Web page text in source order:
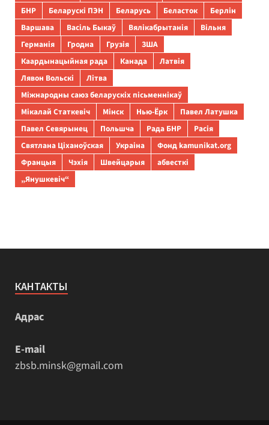
БНР
Беларускі ПЭН Беларусь Беласток
Берлін
Варшава
Васіль Быкаў Вялікабрытанія
Вільня
Германія
Гродна Грузія
ЗША
Каардынацыйная рада
Канада
Латвія
Лявон Вольскі
Літва
Міжнародны саюз беларускіх пісьменнікаў
Мікалай Статкевіч
Мінск Нью-Ёрк
Павел Латушка
Павел Севярынец
Польшча Рада БНР
Расія
Святлана Ціханоўская
Украіна
Фонд kamunikat.org
Францыя
Чэхія Швейцарыя
абвесткі
„Янушкевіч“
КАНТАКТЫ
Адрас
E-mail
zbsb.minsk@gmail.com